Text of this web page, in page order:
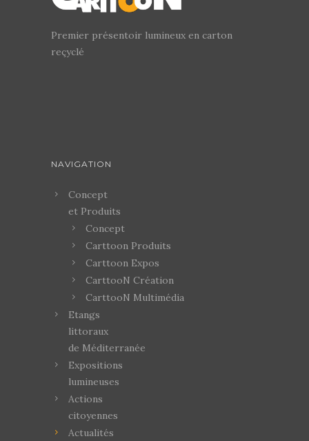
Premier présentoir lumineux en carton
reçyclé
NAVIGATION
Concept
et Produits
Concept
Carttoon Produits
Carttoon Expos
CarttooN Création
CarttooN Multimédia
Etangs
littoraux
de Méditerranée
Expositions
lumineuses
Actions
citoyennes
Actualités